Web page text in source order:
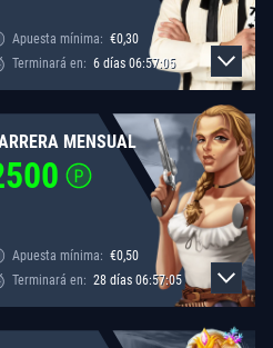
Apuesta mínima: €0,30
Terminará en: 6 días 06:57:05
MENSUAL
Apuesta mínima: €0,50
Terminará en: 28 días 06:57:05